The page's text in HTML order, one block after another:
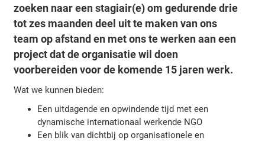
zoeken naar een stagiair(e) om gedurende drie
tot zes maanden deel uit te maken van ons
team op afstand en met ons te werken aan een
project dat de organisatie wil doen
voorbereiden voor de komende 15 jaren werk.
Wat we kunnen bieden:
Een uitdagende en opwindende tijd met een
dynamische internationaal werkende NGO
Een blik van dichtbij op organisationele en